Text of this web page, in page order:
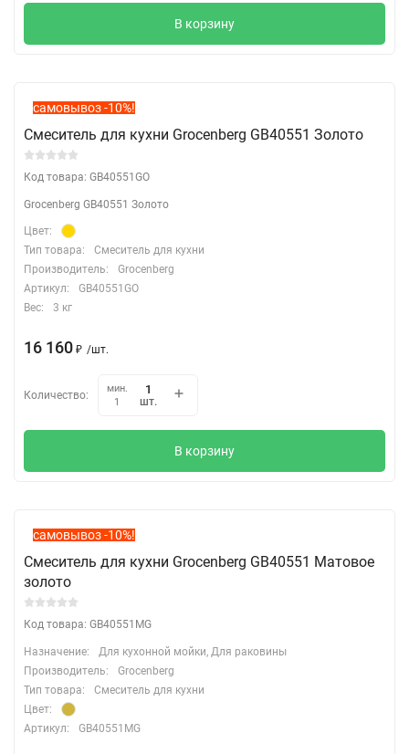
В корзину
самовывоз -10%!
Смеситель для кухни Grocenberg GB40551 Золото
Код товара: GB40551GO
Grocenberg GB40551 Золото
Цвет:
Тип товара:
Смеситель для кухни
Производитель:
Grocenberg
Артикул:
GB40551GO
Вес:
3 кг
16 160 ₽ /шт.
Количество:
мин.
1
шт.
В корзину
самовывоз -10%!
Смеситель для кухни Grocenberg GB40551 Матовое
золото
Код товара: GB40551MG
Назначение:
Для кухонной мойки, Для раковины
Производитель:
Grocenberg
Тип товара:
Смеситель для кухни
Цвет:
Артикул:
GB40551MG